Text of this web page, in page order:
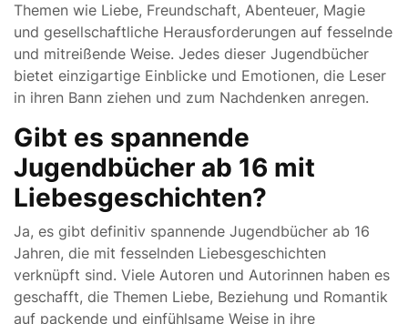
Themen wie Liebe, Freundschaft, Abenteuer, Magie
und gesellschaftliche Herausforderungen auf fesselnde
und mitreißende Weise. Jedes dieser Jugendbücher
bietet einzigartige Einblicke und Emotionen, die Leser
in ihren Bann ziehen und zum Nachdenken anregen.
Gibt es spannende
Jugendbücher ab 16 mit
Liebesgeschichten?
Ja, es gibt definitiv spannende Jugendbücher ab 16
Jahren, die mit fesselnden Liebesgeschichten
verknüpft sind. Viele Autoren und Autorinnen haben es
geschafft, die Themen Liebe, Beziehung und Romantik
auf packende und einfühlsame Weise in ihre